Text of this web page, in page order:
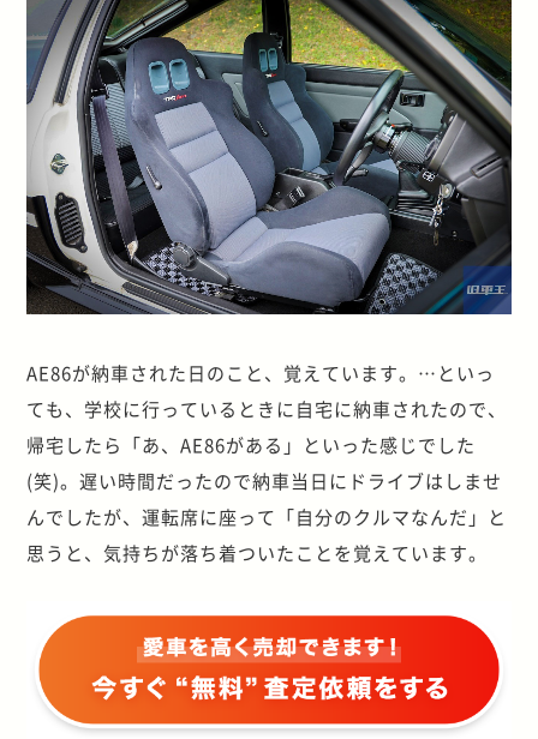
AE86が納車された日のこと、覚えています。…といっ
ても、学校に行っているときに自宅に納車されたので、
帰宅したら「あ、AE86がある」といった感じでした
(笑)。遅い時間だったので納車当日にドライブはしませ
んでしたが、運転席に座って「自分のクルマなんだ」と
思うと、気持ちが落ち着ついたことを覚えています。